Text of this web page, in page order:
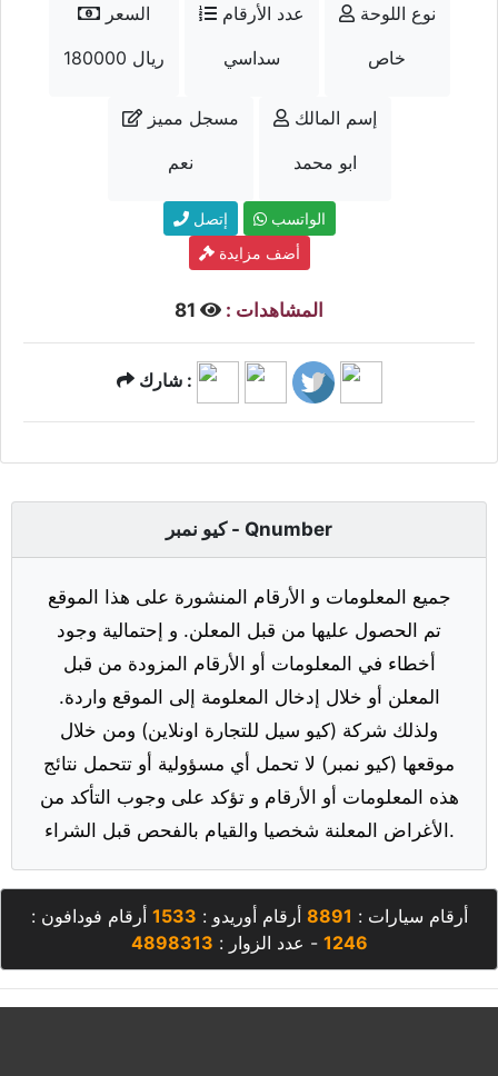
السعر
180000 ريال
عدد الأرقام
سداسي
نوع اللوحة
خاص
مسجل مميز
نعم
إسم المالك
ابو محمد
إتصل
الواتسب
أضف مزايدة
المشاهدات :
شارك :
كيو نمبر - Qnumber
جميع المعلومات و الأرقام المنشورة على هذا الموقع
تم الحصول عليها من قبل المعلن. و إحتمالية وجود
أخطاء في المعلومات أو الأرقام المزودة من قبل
المعلن أو خلال إدخال المعلومة إلى الموقع واردة.
ولذلك شركة (كيو سيل للتجارة اونلاين) ومن خلال
موقعها (كيو نمبر) لا تحمل أي مسؤولية أو تتحمل نتائج
هذه المعلومات أو الأرقام و تؤكد على وجوب التأكد من
الأغراض المعلنة شخصيا والقيام بالفحص قبل الشراء.
أرقام سيارات : 8891 أرقام أوريدو : 1533 أرقام فودافون :
1246 - عدد الزوار : 4898313